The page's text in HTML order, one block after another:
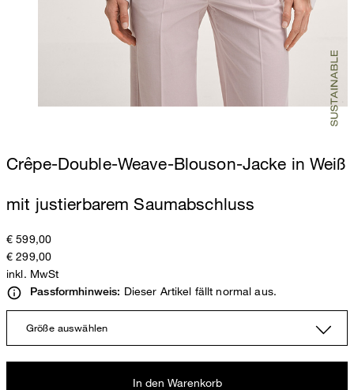
Crêpe-Double-Weave-Blouson-Jacke in Weiß
mit justierbarem Saumabschluss
€ 599,00
€ 299,00
inkl. MwSt
Passformhinweis: Dieser Artikel fällt normal aus.
Größe auswählen
In den Warenkorb